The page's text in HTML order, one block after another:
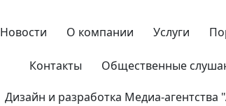
Новости О компании Услуги
Контакты Общественные
Дизайн и разработка Медиа-агентства